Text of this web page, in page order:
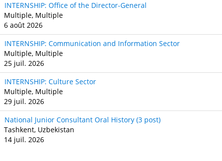
INTERNSHIP: Office of the Director-General
Multiple, Multiple
6 août 2026
INTERNSHIP: Communication and Information Sector
Multiple, Multiple
25 juil. 2026
INTERNSHIP: Culture Sector
Multiple, Multiple
29 juil. 2026
National Junior Consultant Oral History (3 post)
Tashkent, Uzbekistan
14 juil. 2026